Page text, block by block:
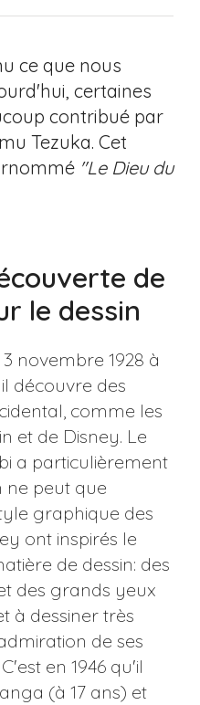
ce que nous
certaines
contribué par
Tezuka. Cet
"Le Dieu du
de
le dessin
novembre 1928 à
découvre des
comme les
et de Disney. Le
a particulièrement
ne peut que
graphique des
ont inspirés le
de dessin: des
des grands yeux
à dessiner très
de ses
en 1946 qu'il
(à 17 ans) et